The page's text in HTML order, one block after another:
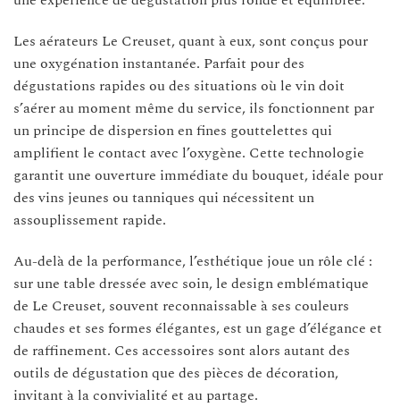
Les aérateurs Le Creuset, quant à eux, sont conçus pour
une oxygénation instantanée. Parfait pour des
dégustations rapides ou des situations où le vin doit
s’aérer au moment même du service, ils fonctionnent par
un principe de dispersion en fines gouttelettes qui
amplifient le contact avec l’oxygène. Cette technologie
garantit une ouverture immédiate du bouquet, idéale pour
des vins jeunes ou tanniques qui nécessitent un
assouplissement rapide.
Au-delà de la performance, l’esthétique joue un rôle clé :
sur une table dressée avec soin, le design emblématique
de Le Creuset, souvent reconnaissable à ses couleurs
chaudes et ses formes élégantes, est un gage d’élégance et
de raffinement. Ces accessoires sont alors autant des
outils de dégustation que des pièces de décoration,
invitant à la convivialité et au partage.